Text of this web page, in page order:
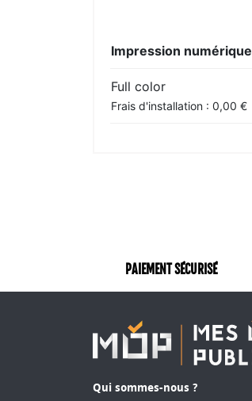
Impression numérique
Full color
Frais d'installation : 0,00 €
PAIEMENT SÉCURISÉ
Qui sommes-nous ?